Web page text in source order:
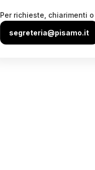
Per richieste, chiarimenti
segreteria@pisamo.it